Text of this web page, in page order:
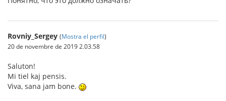
Rovniy_Sergey (Mostra el perfil)
20 de novembre de 2019 2.03.58
Saluton!
Mi tiel kaj pensis.
Viva, sana jam bone.